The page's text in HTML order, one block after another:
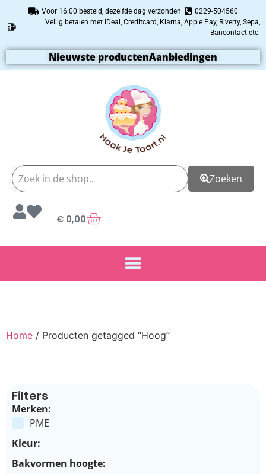
Voor 16:00 besteld, dezelfde dag verzonden
0229-504560
Veilig betalen met iDeal, Creditcard, Klarna, Apple Pay, Riverty, Sepa,
Bancontact etc.
Nieuwste productenAanbiedingen
Zoeken
€ 0,00
Home / Producten getagged “Hoog”
Filters
Merken:
PME
Kleur:
Bakvormen hoogte: